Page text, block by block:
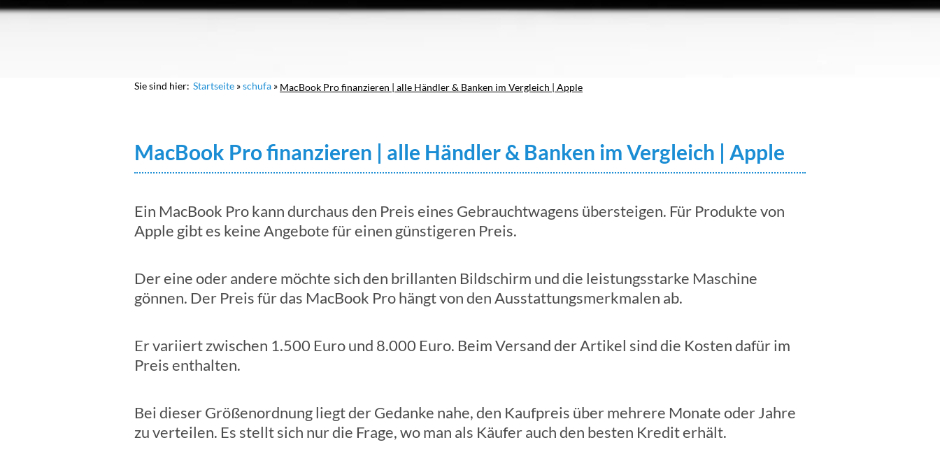
Sie sind hier: Startseite schufa MacBook Pro finanzieren | alle Händler & Banken im Vergleich | Apple
MacBook Pro finanzieren | alle Händler & Banken im Vergleich | Apple
Ein MacBook Pro kann durchaus den Preis eines Gebrauchtwagens übersteigen. Für Produkte von
Apple gibt es keine Angebote für einen günstigeren Preis.
Der eine oder andere möchte sich den brillanten Bildschirm und die leistungsstarke Maschine
gönnen. Der Preis für das MacBook Pro hängt von den Ausstattungsmerkmalen ab.
Er variiert zwischen 1.500 Euro und 8.000 Euro. Beim Versand der Artikel sind die Kosten dafür im
Preis enthalten.
Bei dieser Größenordnung liegt der Gedanke nahe, den Kaufpreis über mehrere Monate oder Jahre
zu verteilen. Es stellt sich nur die Frage, wo man als Käufer auch den besten Kredit erhält.